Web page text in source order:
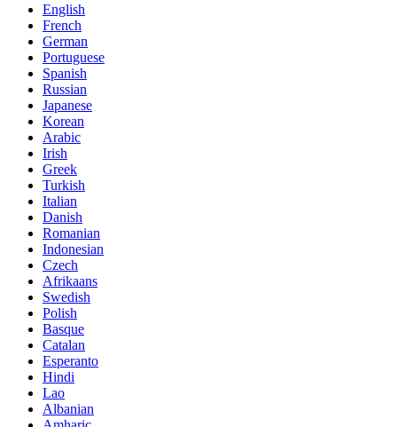
English
French
German
Portuguese
Spanish
Russian
Japanese
Korean
Arabic
Irish
Greek
Turkish
Italian
Danish
Romanian
Indonesian
Czech
Afrikaans
Swedish
Polish
Basque
Catalan
Esperanto
Hindi
Lao
Albanian